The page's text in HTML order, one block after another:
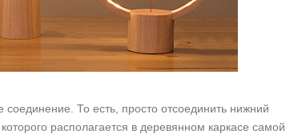
То есть, просто отсоединить нижний
располагается в деревянном каркасе самой